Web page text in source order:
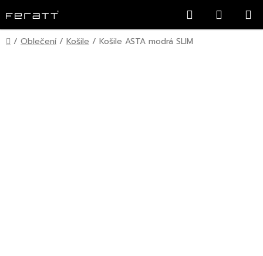
na
obsah
Hledat
KOŠÍK
Domů
/ Oblečení / Košile / Košile ASTA modrá SLIM